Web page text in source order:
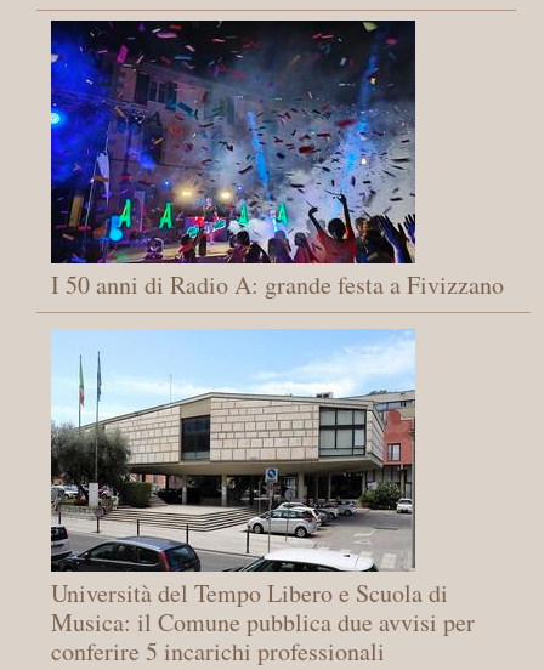
I 50 anni di Radio A: grande festa a Fivizzano
Università del Tempo Libero e Scuola di
Musica: il Comune pubblica due avvisi per
conferire 5 incarichi professionali